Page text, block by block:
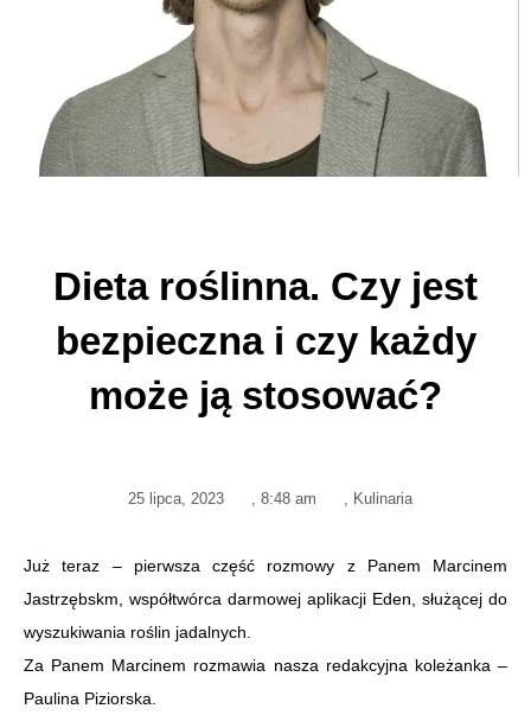
Dieta roślinna. Czy jest
bezpieczna i czy każdy
może ją stosować?
25 lipca, 2023 8:48 am Kulinaria
Już teraz – pierwsza część rozmowy z Panem Marcinem
Jastrzębskm, współtwórca darmowej aplikacji Eden, służącej do
wyszukiwania roślin jadalnych.
Za Panem Marcinem rozmawia nasza redakcyjna koleżanka –
Paulina Piziorska.